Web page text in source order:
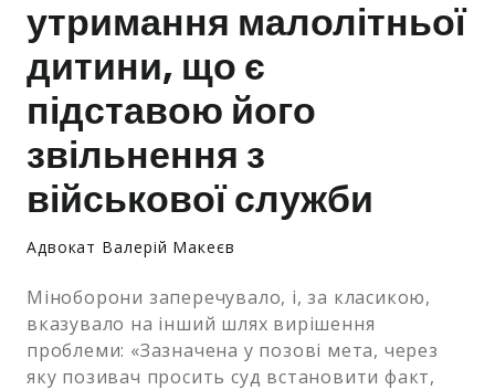
утримання малолітньої
дитини, що є
підставою його
звільнення з
військової служби
Адвокат Валерій Макеєв
Міноборони заперечувало, і, за класикою,
вказувало на інший шлях вирішення
проблеми: «Зазначена у позові мета, через
яку позивач просить суд встановити факт,